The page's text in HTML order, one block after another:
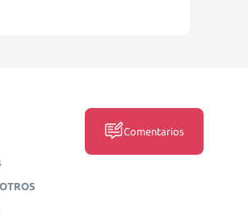
Comentarios